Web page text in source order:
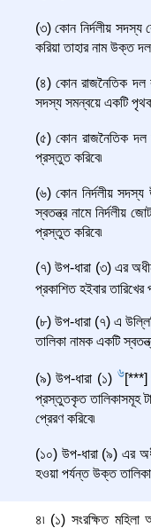
(৩) কোন নির্দলীয় সদস্য
করিয়া তাহার নাম উক্ত
(৪) কোন রাজনৈতিক দল
সদস্য সমন্বয়ে একটি
(৫) কোন রাজনৈতিক দল
প্রস্তুত করিবে৷
(৬) কোন নির্দলীয়
স্বতন্ত্র নামে নির্দলীয়
প্রস্তুত করিবে৷
(৭) উপ-ধারা (৩) এর
প্রকাশিত হইবার তারিখের
(৮) উপ-ধারা (৭) এ
তালিকা নামক একটি
(৯) উপ-ধারা (১) 6[***]
প্রস্তুতকৃত তালিকাসমূহ
প্রেরণ করিবে৷
(১০) উপ-ধারা (৯) এর
হওয়া পর্যন্ত উক্ত
৪৷ (১) সংরক্ষিত মহিলা